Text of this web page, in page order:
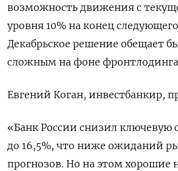
возможность движения с
уровня 10% на конец
Декабрьское решение обещает
сложным на фоне
Евгений Коган, инвестбанкир,
«Банк России снизил ключевую
до 16,5%, что ниже ожиданий
прогнозов. Но на этом хорошие